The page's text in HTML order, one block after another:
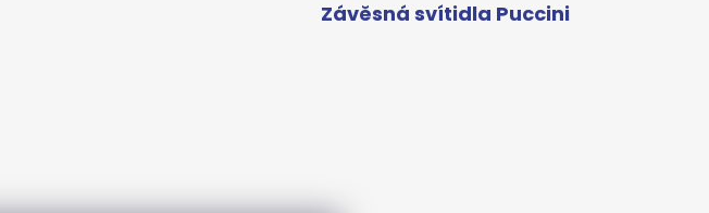
Závěsná svítidla Puccini